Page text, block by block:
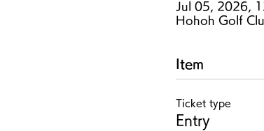
Jul 05, 2026,
Hohoh Golf
Item
Ticket type
Entry